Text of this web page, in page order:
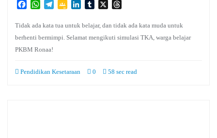
FacebookWhatsApp
TelegramGoogleLinkedInTumblr
X
Tidak ada kata tua untuk belajar, dan tidak ada kata muda untuk
berhenti bermimpi. Selamat mengikuti simulasi TKA, warga belajar
PKBM Ronaa!
Pendidikan Kesetaraan 0 58 sec read